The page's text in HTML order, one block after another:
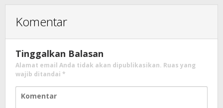
Komentar
Tinggalkan Balasan
Alamat email Anda tidak akan dipublikasikan. Ruas yang
wajib ditandai *